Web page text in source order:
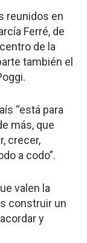
reunidos en
Ferré, de
de la
también el
“está para
más, que
crecer,
a codo”.
valen la
construir un
y